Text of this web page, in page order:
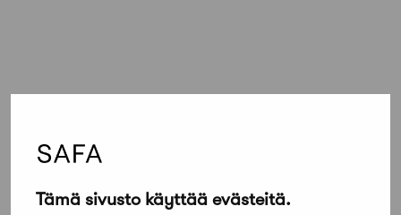
Tämä sivusto käyttää evästeitä.